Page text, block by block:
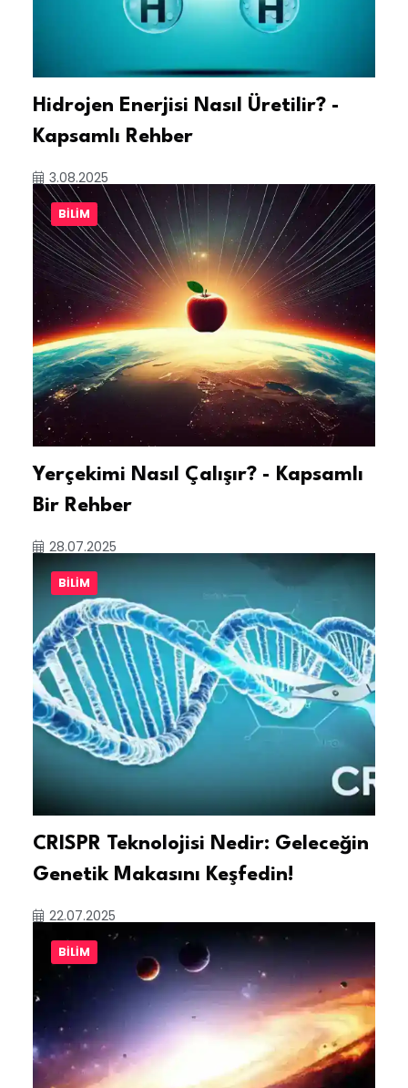
Hidrojen Enerjisi Nasıl Üretilir? -
Kapsamlı Rehber
3.08.2025
BILIM
Yerçekimi Nasıl Çalışır? - Kapsamlı
Bir Rehber
28.07.2025
BILIM
CRISPR Teknolojisi Nedir: Geleceğin
Genetik Makasını Keşfedin!
22.07.2025
BILIM